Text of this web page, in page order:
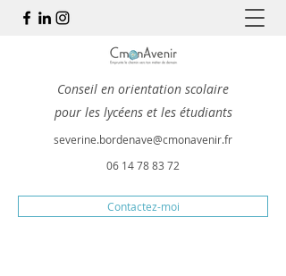
Conseil en orientation scolaire
pour les lycéens et les étudiants
severine.bordenave@cmonavenir.fr
06 14 78 83 72
Contactez-moi